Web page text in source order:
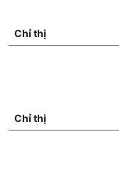
Chỉ thị
Chỉ thị